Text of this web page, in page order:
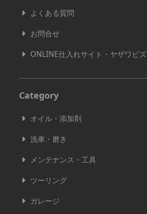
よくある質問
お問合せ
ONLINE仕入れサイト・ヤザワビズ
Category
オイル・添加剤
洗車・磨き
メンテナンス・工具
ツーリング
ガレージ